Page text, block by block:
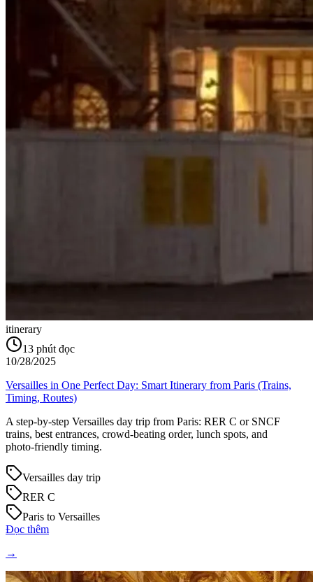
itinerary
13 phút đọc
10/28/2025
Versailles in One Perfect Day: Smart Itinerary from Paris (Trains,
Timing, Routes)
A step‑by‑step Versailles day trip from Paris: RER C or SNCF
trains, best entrances, crowd‑beating order, lunch spots, and
photo‑friendly timing.
Versailles day trip
RER C
Paris to Versailles
Đọc thêm
→